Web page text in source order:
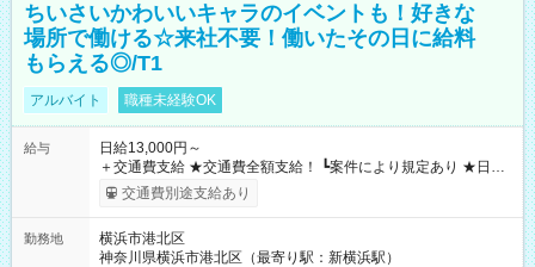
ちいさいかわいいキャラのイベントも！好きな
場所で働ける☆来社不要！働いたその日に給料
もらえる◎/T1
アルバイト 職種未経験OK
給与
日給13,000円～
＋交通費支給 ★交通費全額支給！ ┗案件により規定あり ★日払
いOK！（規定あり） ┗働いたその日に現金GET♪ お仕事後はコ
ンビニATMから 日払い分を引き落とせます！ 【試用期間】試
交通費別途支給あり
勤務地
横浜市港北区
神奈川県横浜市港北区（最寄り駅：新横浜駅）